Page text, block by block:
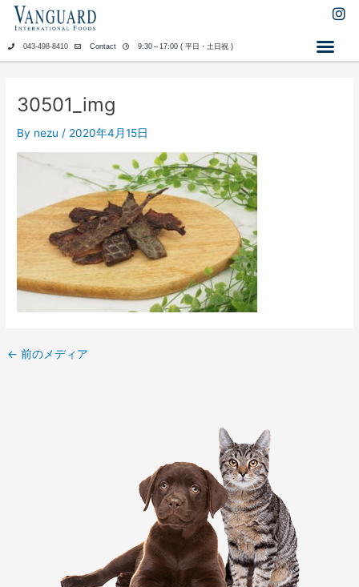
ス
I
043-498-8410 Contact 9:30～17:00 ( 平日・土日祝 )
30501_img
By nezu / 2020年4月15日
← 前のメディア